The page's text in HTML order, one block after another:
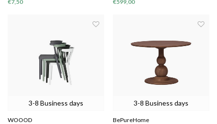
€7,50
€599,00
3-8 Business days
WOOOD
3-8 Business days
BePureHome